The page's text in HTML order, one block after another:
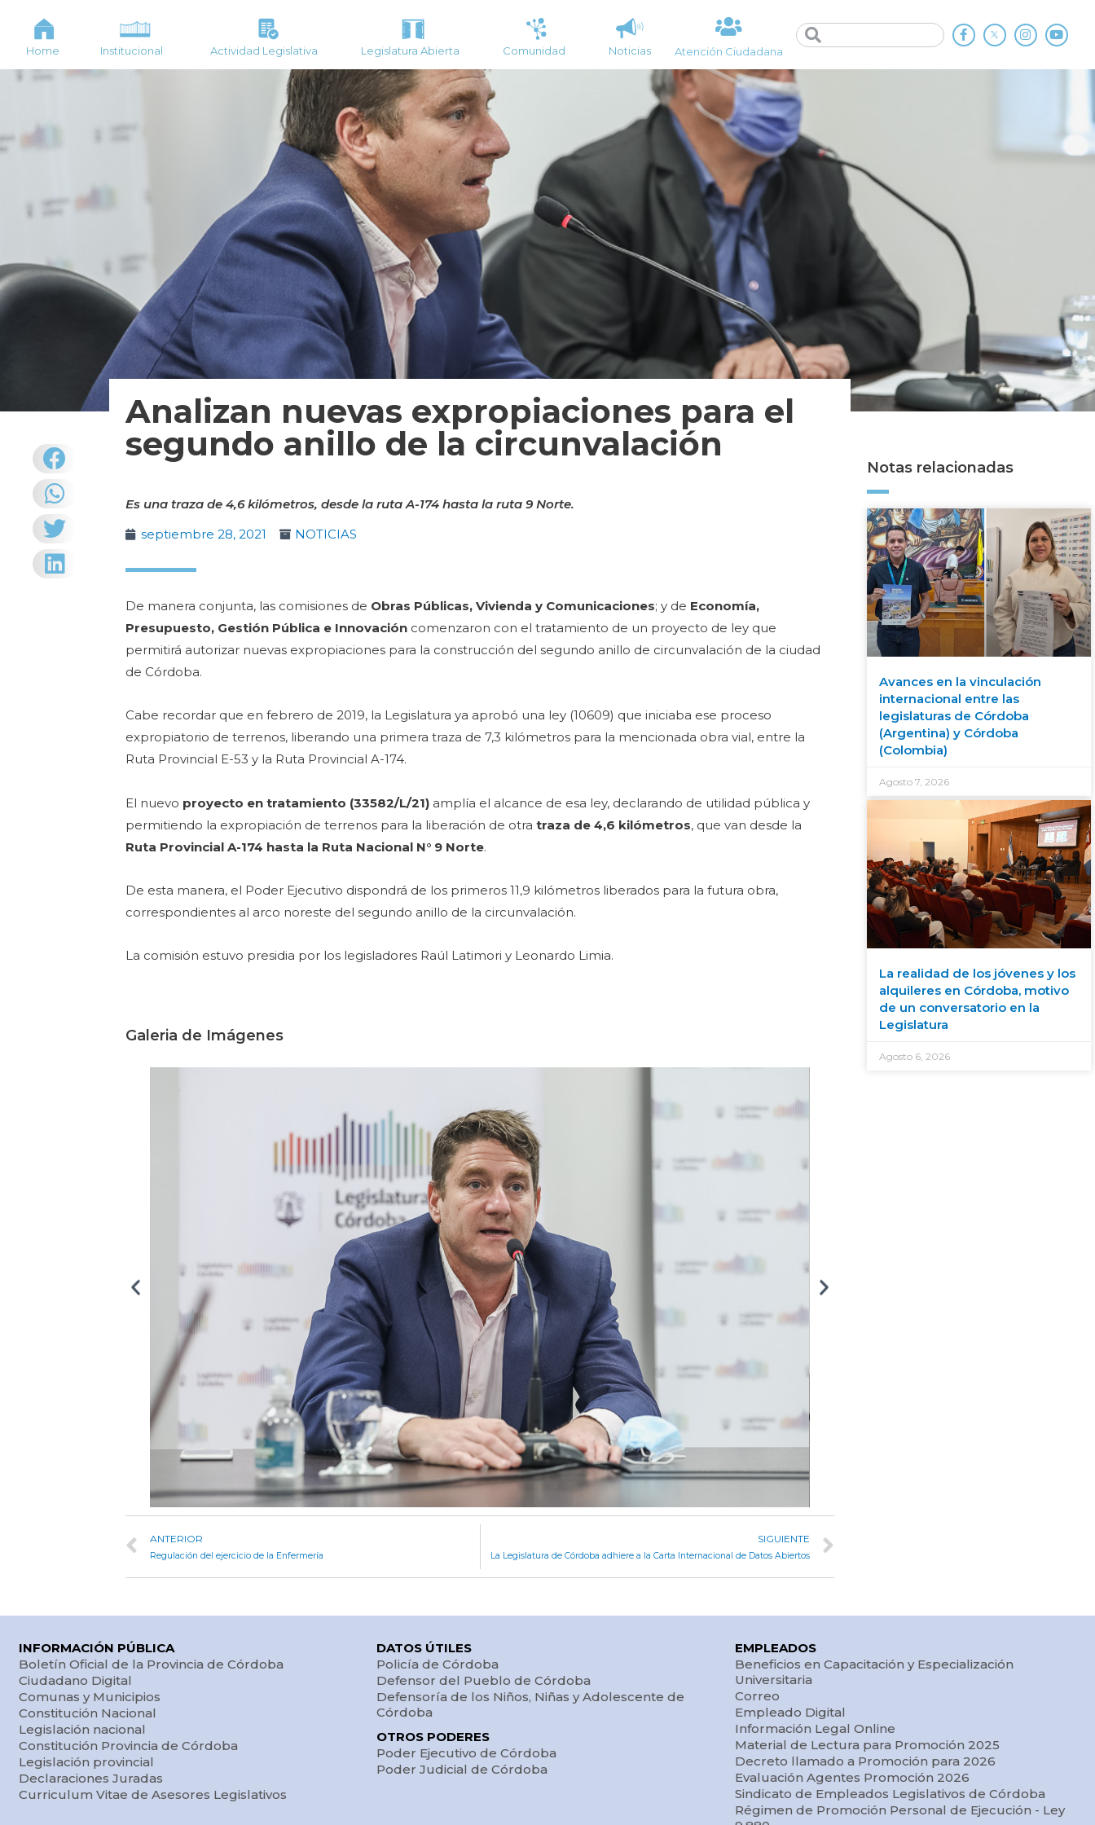
Home Institucional Actividad Legislativa Legislatura Abierta Comunidad Noticias Atención Ciudadana
Analizan nuevas expropiaciones para el
segundo anillo de la circunvalación
Es una traza de 4,6 kilómetros, desde la ruta A-174 hasta la ruta 9 Norte.
septiembre 28, 2021
NOTICIAS
De manera conjunta, las comisiones de Obras Públicas, Vivienda y Comunicaciones; y de Economía,
Presupuesto, Gestión Pública e Innovación comenzaron con el tratamiento de un proyecto de ley que
permitirá autorizar nuevas expropiaciones para la construcción del segundo anillo de circunvalación de la ciudad
de Córdoba.
Cabe recordar que en febrero de 2019, la Legislatura ya aprobó una ley (10609) que iniciaba ese proceso
expropiatorio de terrenos, liberando una primera traza de 7,3 kilómetros para la mencionada obra vial, entre la
Ruta Provincial E-53 y la Ruta Provincial A-174.
El nuevo proyecto en tratamiento (33582/L/21) amplía el alcance de esa ley, declarando de utilidad pública y
permitiendo la expropiación de terrenos para la liberación de otratraza de 4,6 kilómetros, que van desde la
Ruta Provincial A-174 hasta la Ruta Nacional N° 9 Norte.
De esta manera, el Poder Ejecutivo dispondrá de los primeros 11,9 kilómetros liberados para la futura obra,
correspondientes al arco noreste del segundo anillo de la circunvalación.
La comisión estuvo presidia por los legisladores Raúl Latimori y Leonardo Limia.
Galeria de Imágenes
ANTERIOR
Regulación del ejercicio de la Enfermería
SIGUIENTE
La Legislatura de Córdoba adhiere a la Carta Internacional de Datos Abiertos
Notas relacionadas
Avances en la vinculación
internacional entre las
legislaturas de Córdoba
(Argentina) y Córdoba
(Colombia)
Agosto 7, 2026
La realidad de los jóvenes y los
alquileres en Córdoba, motivo
de un conversatorio en la
Legislatura
Agosto 6, 2026
INFORMACIÓN PÚBLICA
Boletín Oficial de la Provincia de Córdoba
Ciudadano Digital
Comunas y Municipios
Constitución Nacional
Legislación nacional
Constitución Provincia de Córdoba
Legislación provincial
Declaraciones Juradas
Curriculum Vitae de Asesores Legislativos
DATOS ÚTILES
Policía de Córdoba
Defensor del Pueblo de Córdoba
Defensoría de los Niños, Niñas y Adolescente de
Córdoba
OTROS PODERES
Poder Ejecutivo de Córdoba
Poder Judicial de Córdoba
EMPLEADOS
Beneficios en Capacitación y Especialización
Universitaria
Correo
Empleado Digital
Información Legal Online
Material de Lectura para Promoción 2025
Decreto llamado a Promoción para 2026
Evaluación Agentes Promoción 2026
Sindicato de Empleados Legislativos de Córdoba
Régimen de Promoción Personal de Ejecución - Ley